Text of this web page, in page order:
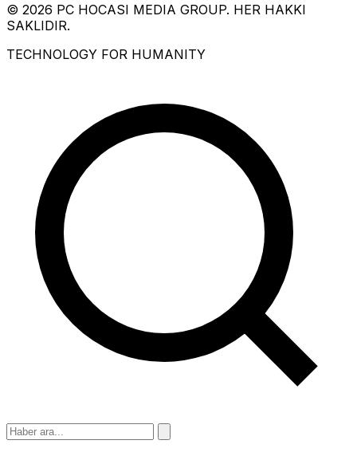
© 2026 PC HOCASI MEDIA GROUP. HER HAKKI
SAKLIDIR.
TECHNOLOGY FOR HUMANITY